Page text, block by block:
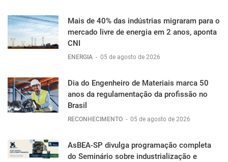
Mais de 40% das indústrias migraram para o
mercado livre de energia em 2 anos, aponta
CNI
ENERGIA - 05 de agosto de 2026
Dia do Engenheiro de Materiais marca 50
anos da regulamentação da profissão no
Brasil
RECONHECIMENTO - 05 de agosto de 2026
AsBEA-SP divulga programação completa
do Seminário sobre industrialização e